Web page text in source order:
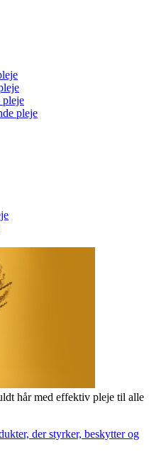
pleje
pleje
hår med effektiv pleje til alle
der styrker, beskytter og